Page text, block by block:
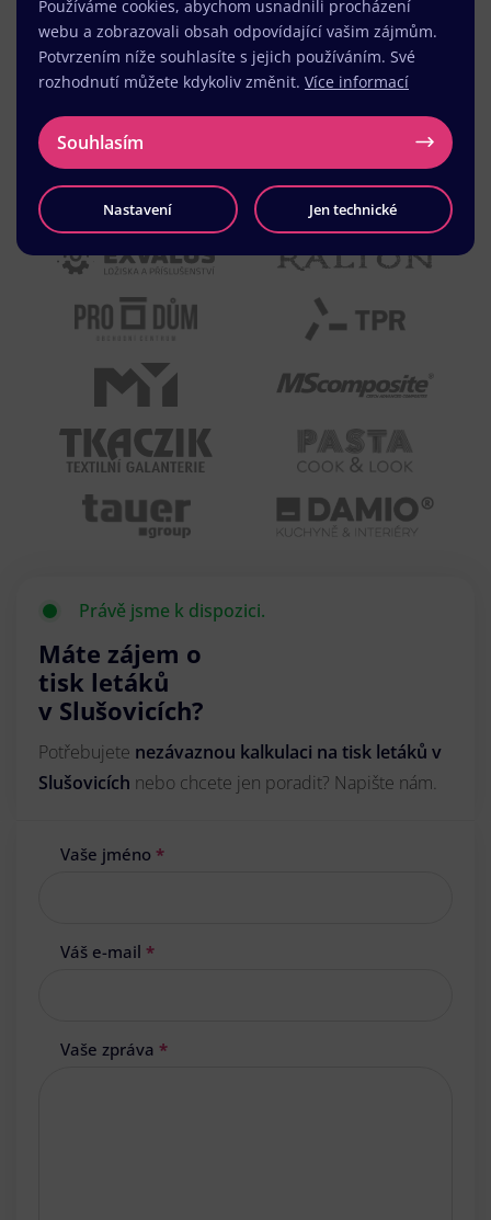
Právě jsme k dispozici.
Máte zájem o
tisk letáků
v Slušovicích?
Potřebujete nezávaznou kalkulaci na tisk letáků v
Slušovicích nebo chcete jen poradit? Napište nám.
Vaše jméno *
Váš e-mail *
Vaše zpráva *
Používáme cookies, abychom usnadnili procházení
webu a zobrazovali obsah odpovídající vašim zájmům.
Potvrzením níže souhlasíte s jejich používáním. Své
rozhodnutí můžete kdykoliv změnit. Více informací
Souhlasím
Nastavení Jen technické